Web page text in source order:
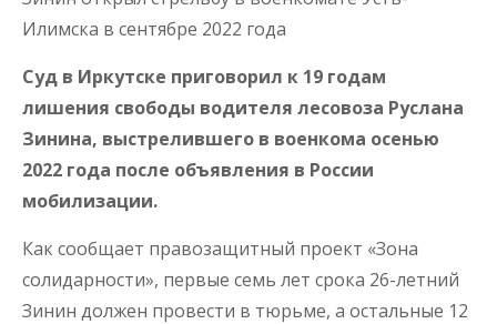
Илимска в сентябре 2022 года
Суд в Иркутске приговорил к 19 годам
лишения свободы водителя лесовоза Руслана
Зинина, выстрелившего в военкома осенью
2022 года после объявления в России
мобилизации.
Как сообщает правозащитный проект «Зона
солидарности», первые семь лет срока 26-летний
Зинин должен провести в тюрьме, а остальные 12